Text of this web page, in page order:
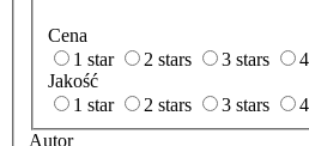
Cena
1 star
2 stars 3 stars
Jakość
1 star
2 stars 3 stars
Autor